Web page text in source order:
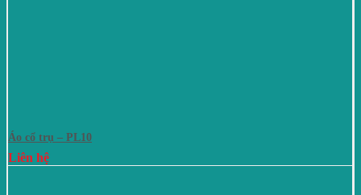
Áo cổ trụ – PL10
Liên hệ